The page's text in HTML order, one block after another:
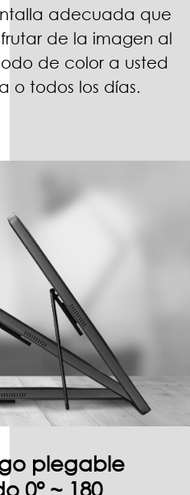
adecuada que
de la imagen al
de color a usted
o todos los días.
plegable
0° ~ 180